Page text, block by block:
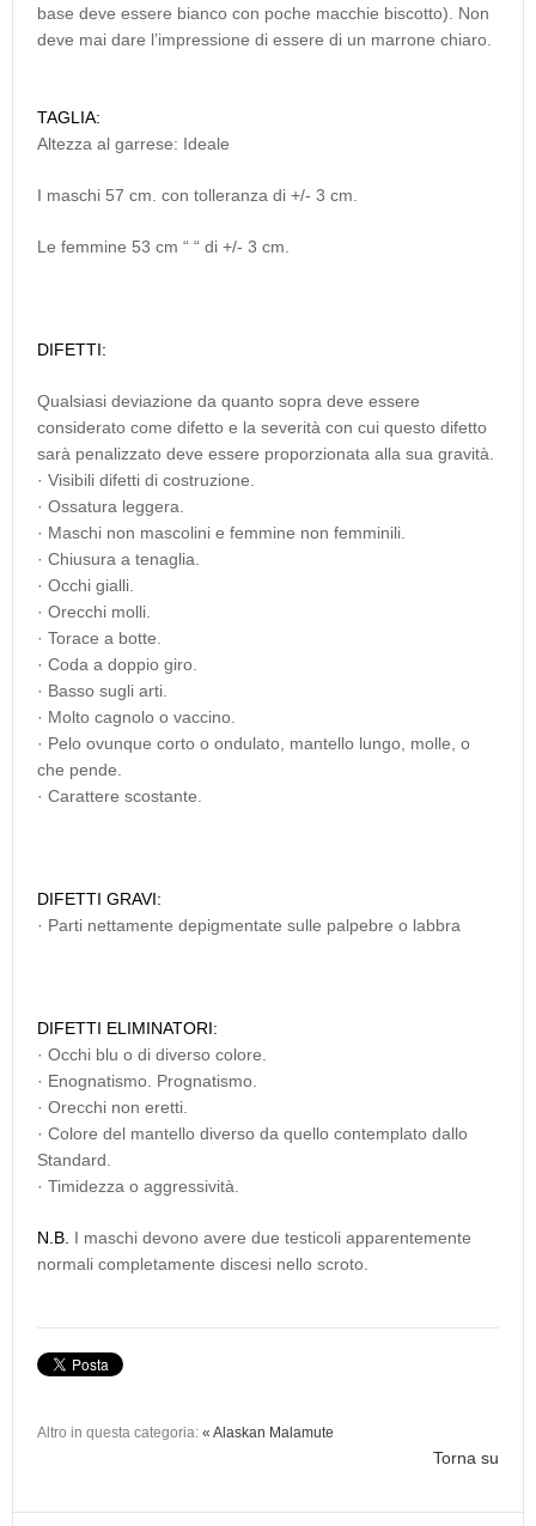
base deve essere bianco con poche macchie biscotto). Non
deve mai dare l’impressione di essere di un marrone chiaro.
TAGLIA:
Altezza al garrese: Ideale
I maschi 57 cm. con tolleranza di +/- 3 cm.
Le femmine 53 cm “ “ di +/- 3 cm.
DIFETTI:
Qualsiasi deviazione da quanto sopra deve essere
considerato come difetto e la severità con cui questo difetto
sarà penalizzato deve essere proporzionata alla sua gravità.
· Visibili difetti di costruzione.
· Ossatura leggera.
· Maschi non mascolini e femmine non femminili.
· Chiusura a tenaglia.
· Occhi gialli.
· Orecchi molli.
· Torace a botte.
· Coda a doppio giro.
· Basso sugli arti.
· Molto cagnolo o vaccino.
· Pelo ovunque corto o ondulato, mantello lungo, molle, o
che pende.
· Carattere scostante.
DIFETTI GRAVI:
· Parti nettamente depigmentate sulle palpebre o labbra
DIFETTI ELIMINATORI:
· Occhi blu o di diverso colore.
· Enognatismo. Prognatismo.
· Orecchi non eretti.
· Colore del mantello diverso da quello contemplato dallo
Standard.
· Timidezza o aggressività.
N.B. I maschi devono avere due testicoli apparentemente
normali completamente discesi nello scroto.
Altro in questa categoria: « Alaskan Malamute
Torna su